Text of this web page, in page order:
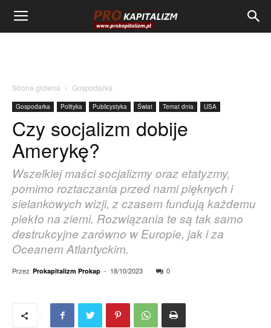
Strona główna Gospodarka
Gospodarka Polityka Publicystyka Świat Temat dnia USA
Czy socjalizm dobije
Amerykę?
Wszelkiej maści socjalizmy oraz etatyzmy,
pomimo roztaczania przed nami pięknych i
sielankowych wizji, z czasem fundują każdemu
piekło na ziemi. Rozwiązania te są tak samo
destrukcyjne zarówno w Europie, jak i za
Oceanem Atlantyckim.
Przez Prokapitalizm Prokap - 18/10/2023 0